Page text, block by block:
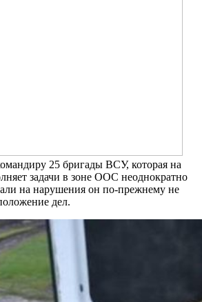
25 бригады ВСУ, которая на
задачи в зоне ООС неоднократно
на нарушения он по-прежнему не
дел.